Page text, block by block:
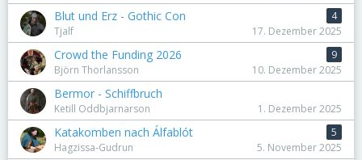
Blut und Erz - Gothic Con
4
Tjalf
17. Dezember 2025
Crowd the Funding 2026
9
Björn Thorlansson
10. Dezember 2025
Bermor - Schiffbruch
Ketill Oddbjarnarson 1. Dezember 2025
Katakomben nach Álfablót
5
Hagzissa-Gudrun
5. November 2025